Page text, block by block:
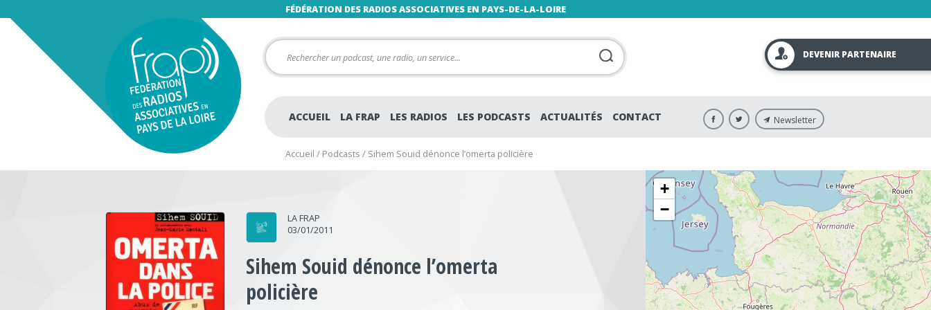
FÉDÉRATION DES RADIOS ASSOCIATIVES EN PAYS-DE-LA-LOIRE
DEVENIR PARTENAIRE
ACCUEIL LA FRAP LES RADIOS LES PODCASTS ACTUALITÉS CONTACT Newsletter
Accueil / Podcasts / Sihem Souid dénonce l’omerta policière
LA FRAP
03/01/2011
Sihem Souid dénonce l’omerta
policière
+
−